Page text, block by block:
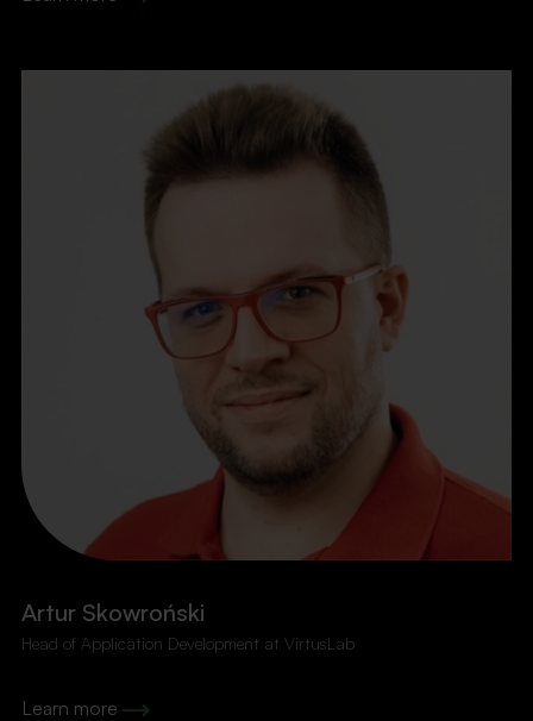
Artur Skowroński
Head of Application Development at VirtusLab
Learn more